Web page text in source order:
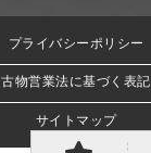
プライバシーポリシー
古物営業法に基づく表記
サイトマップ